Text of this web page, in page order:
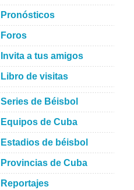
Pronósticos
Foros
Invita a tus amigos
Libro de visitas
Series de Béisbol
Equipos de Cuba
Estadios de béisbol
Provincias de Cuba
Reportajes